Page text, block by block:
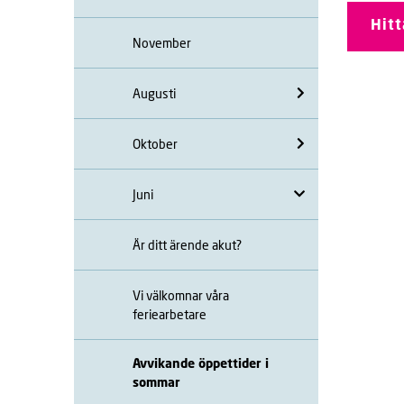
November
Augusti
Oktober
Juni
Är ditt ärende akut?
Vi välkomnar våra
feriearbetare
Avvikande öppettider i
sommar